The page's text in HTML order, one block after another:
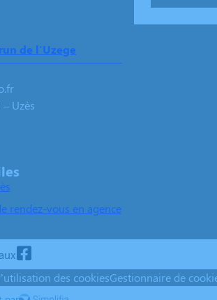
de l'Uzege
Uzès
rendez-vous en agence
des cookiesGestionnaire de